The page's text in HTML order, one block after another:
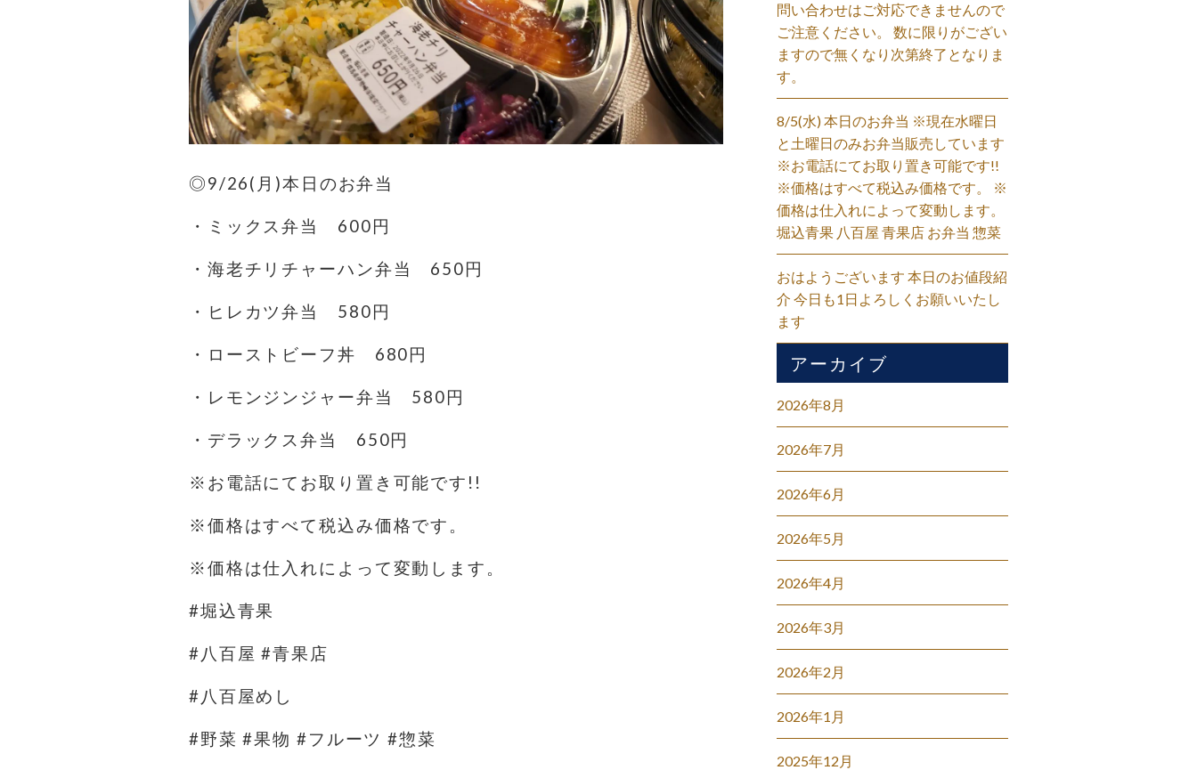
◎9/26(月)本日のお弁当
・ミックス弁当 600円
・海老チリチャーハン弁当 650円
・ヒレカツ弁当 580円
・ローストビーフ丼 680円
・レモンジンジャー弁当 580円
・デラックス弁当 650円
※お電話にてお取り置き可能です!!
※価格はすべて税込み価格です。
※価格は仕入れによって変動します。
#堀込青果
#八百屋 #青果店
#八百屋めし
#野菜 #果物 #フルーツ #惣菜
問い合わせはご対応できませんので
ご注意ください。 数に限りがござい
ますので無くなり次第終了となりま
す。
8/5(水) 本日のお弁当 ※現在水曜日
と土曜日のみお弁当販売しています
※お電話にてお取り置き可能です!!
※価格はすべて税込み価格です。 ※
価格は仕入れによって変動します。
堀込青果 八百屋 青果店 お弁当 惣菜
おはようございます 本日のお値段紹
介 今日も1日よろしくお願いいたし
ます
アーカイブ
2026年8月
2026年7月
2026年6月
2026年5月
2026年4月
2026年3月
2026年2月
2026年1月
2025年12月